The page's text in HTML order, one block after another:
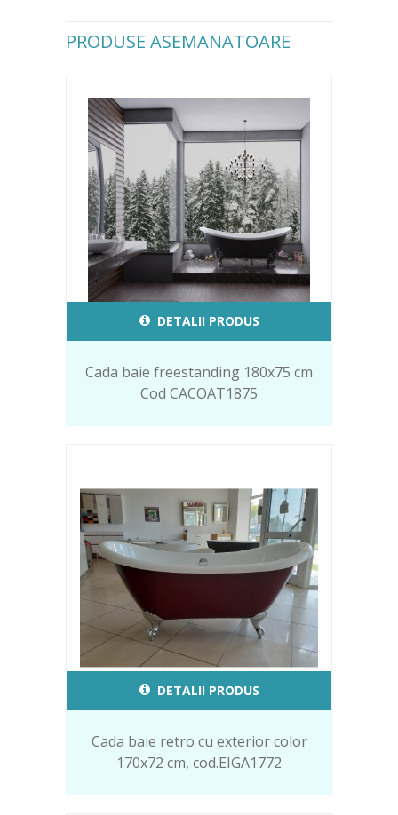
PRODUSE ASEMANATOARE
DETALII PRODUS
Cada baie freestanding 180x75 cm
Cod CACOAT1875
DETALII PRODUS
Cada baie retro cu exterior color
170x72 cm, cod.EIGA1772